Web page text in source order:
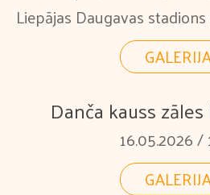
Liepājas Daugavas
Danča kauss
16.05.2026 /